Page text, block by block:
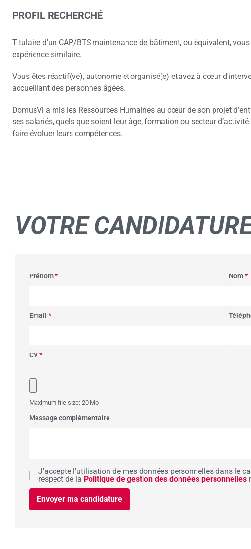
PROFIL RECHERCHÉ
Titulaire d'un CAP/BTS maintenance de bâtiment, ou équivalent,
expérience similaire.
Vous êtes réactif(ve), autonome et organisé(e) et avez à cœur
accueillant des personnes âgées.
DomusVi a mis les Ressources Humaines au cœur de son projet
ses salariés, quels que soient leur âge, formation ou secteur
faire évoluer leurs compétences.
VOTRE
Prénom* Nom*
Email *
CV*
Maximum file size: 20 Mo
Message complémentaire
J'accepte l'utilisation de mes données personnelles dans le
respect de la Politique de gestion des données personnelles
Envoyer ma candidature